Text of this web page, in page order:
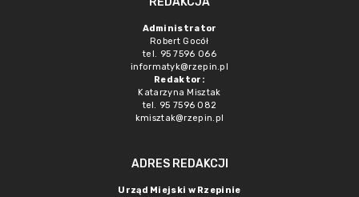
Administrator
Robert Gocół
tel. 95 7596 066
informatyk@rzepin.pl
Redaktor:
Katarzyna Misztak
tel. 95 7596 082
kmisztak@rzepin.pl
ADRES REDAKCJI
Urząd Miejski w Rzepinie